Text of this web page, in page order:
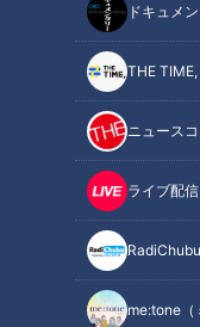
ドキュメ
THE TIME,
ニュース
ライブ配信
me:tone（
この記事を見た